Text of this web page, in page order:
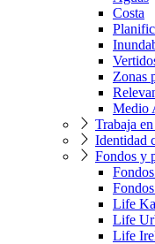
Costa
Zonas
Medio
Trabaja
Identidad
Fondos y
Life
Life
Life